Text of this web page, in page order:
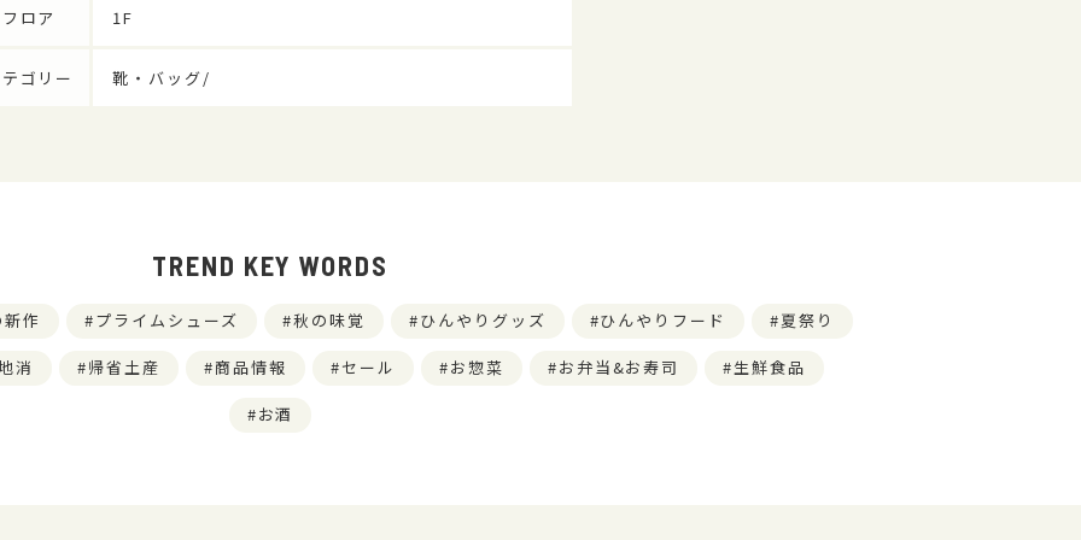
フロア 1F
ゴリー 靴・バッグ/
TREND KEY WORDS
作 プライムシューズ 秋の味覚 ひんやりグッズ ひんやりフード 夏祭り
消 帰省土産 商品情報 セール お惣菜 お弁当&お寿司 生鮮食品
お酒